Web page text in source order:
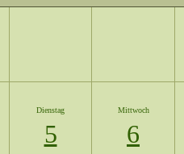
Dienstag
5
Mittwoch
6